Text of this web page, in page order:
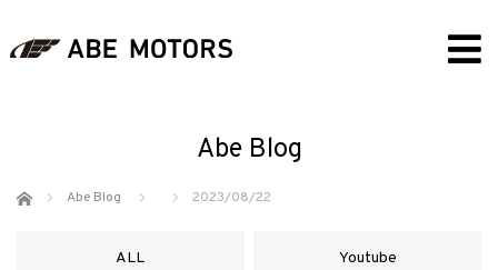
Abe Blog
ホーム Abe Blog 2023/08/22
ALL Youtube